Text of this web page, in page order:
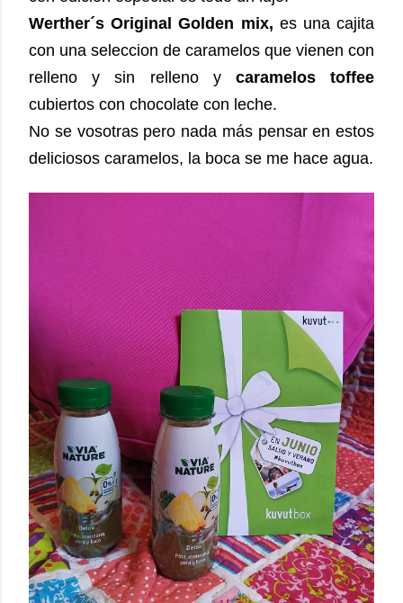
Werther´s Original Golden mix, es una cajita
con una seleccion de caramelos que vienen con
relleno y sin relleno y caramelos toffee
cubiertos con chocolate con leche.
No se vosotras pero nada más pensar en estos
deliciosos caramelos, la boca se me hace agua.